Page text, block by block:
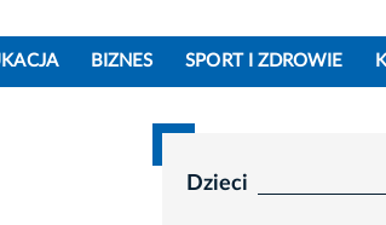
BIZNES SPORT I ZDROWIE
Dzieci